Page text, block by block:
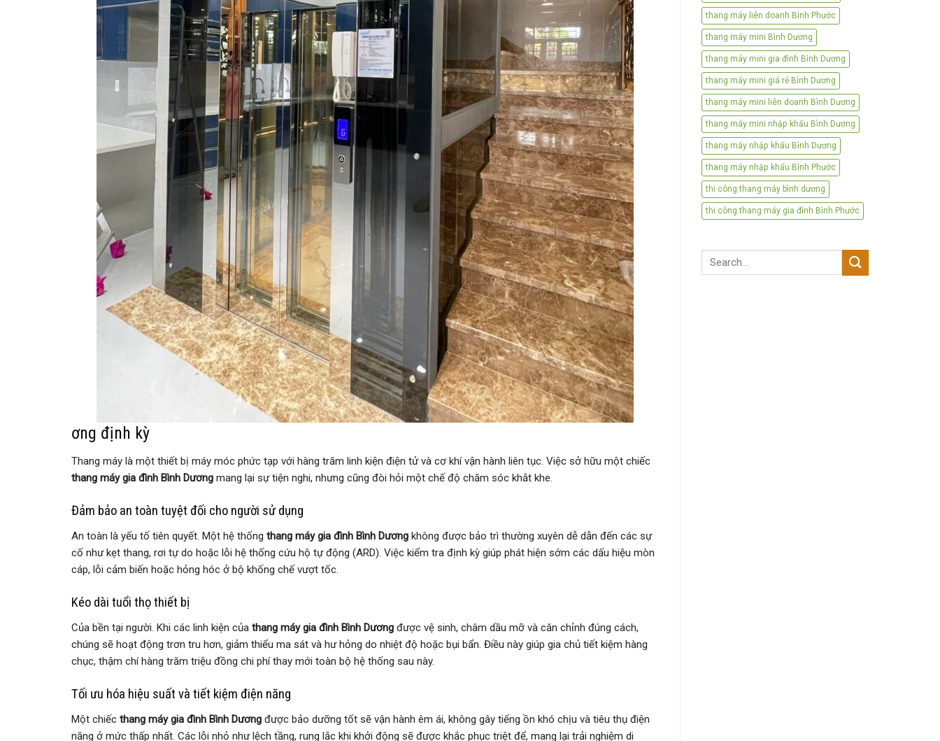
ơng định kỳ
Thang máy là một thiết bị máy móc phức tạp với hàng trăm linh kiện điện tử và cơ khí vận hành liên tục. Việc sở hữu một chiếc
thang máy gia đình Bình Dương mang lại sự tiện nghi, nhưng cũng đòi hỏi một chế độ chăm sóc khắt khe.
Đảm bảo an toàn tuyệt đối cho người sử dụng
An toàn là yếu tố tiên quyết. Một hệ thống thang máy gia đình Bình Dương không được bảo trì thường xuyên dễ dẫn đến các sự
cố như kẹt thang, rơi tự do hoặc lỗi hệ thống cứu hộ tự động (ARD). Việc kiểm tra định kỳ giúp phát hiện sớm các dấu hiệu mòn
cáp, lỗi cảm biến hoặc hỏng hóc ở bộ khống chế vượt tốc.
Kéo dài tuổi thọ thiết bị
Của bền tại người. Khi các linh kiện của thang máy gia đình Bình Dương được vệ sinh, châm dầu mỡ và căn chỉnh đúng cách,
chúng sẽ hoạt động trơn tru hơn, giảm thiểu ma sát và hư hỏng do nhiệt độ hoặc bụi bẩn. Điều này giúp gia chủ tiết kiệm hàng
chục, thậm chí hàng trăm triệu đồng chi phí thay mới toàn bộ hệ thống sau này.
Tối ưu hóa hiệu suất và tiết kiệm điện năng
Một chiếc thang máy gia đình Bình Dương được bảo dưỡng tốt sẽ vận hành êm ái, không gây tiếng ồn khó chịu và tiêu thụ điện
năng ở mức thấp nhất. Các lỗi nhỏ như lệch tầng, rung lắc khi khởi động sẽ được khắc phục triệt để, mang lại trải nghiệm di
thang máy liên doanh Bình Phước
thang máy mini Bình Dương
thang máy mini gia đình Bình Dương
thang máy mini giá rẻ Bình Dương
thang máy mini liên doanh Bình Dương
thang máy mini nhập khẩu Bình Dương
thang máy nhập khẩu Bình Dương
thang máy nhập khẩu Bình Phước
thi công thang máy bình dương
thi công thang máy gia đình Bình Phước
Search